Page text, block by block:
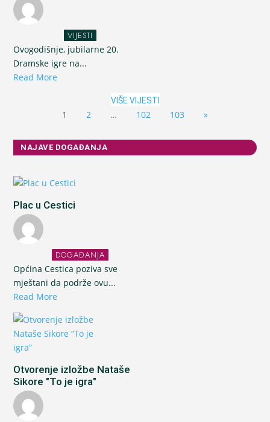
VIJESTI
Ovogodišnje, jubilarne 20.
Dramske igre na...
Read More
VIŠE VIJESTI
1 2 … 102 103 »
NAJAVE DOGAĐANJA
Plac u Cestici
DOGAĐANJA
Općina Cestica poziva sve
mještani da podrže ovu...
Read More
Otvorenje izložbe Nataše
Sikore "To je igra"